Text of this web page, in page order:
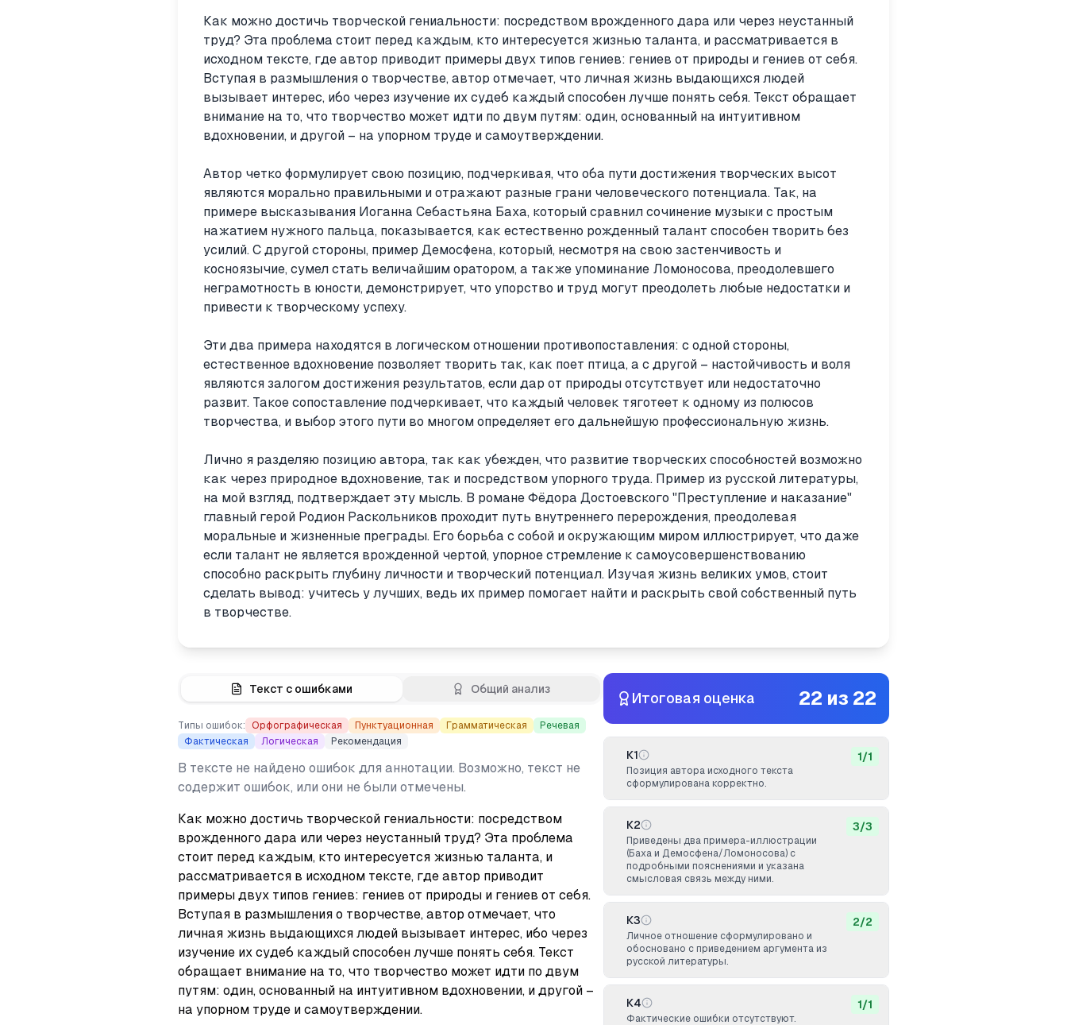
Как можно достичь творческой гениальности: посредством врожденного дара или через неустанный
труд? Эта проблема стоит перед каждым, кто интересуется жизнью таланта, и рассматривается в
исходном тексте, где автор приводит примеры двух типов гениев: гениев от природы и гениев от себя.
Вступая в размышления о творчестве, автор отмечает, что личная жизнь выдающихся людей
вызывает интерес, ибо через изучение их судеб каждый способен лучше понять себя. Текст обращает
внимание на то, что творчество может идти по двум путям: один, основанный на интуитивном
вдохновении, и другой – на упорном труде и самоутверждении.
Автор четко формулирует свою позицию, подчеркивая, что оба пути достижения творческих высот
являются морально правильными и отражают разные грани человеческого потенциала. Так, на
примере высказывания Иоганна Себастьяна Баха, который сравнил сочинение музыки с простым
нажатием нужного пальца, показывается, как естественно рожденный талант способен творить без
усилий. С другой стороны, пример Демосфена, который, несмотря на свою застенчивость и
косноязычие, сумел стать величайшим оратором, а также упоминание Ломоносова, преодолевшего
неграмотность в юности, демонстрирует, что упорство и труд могут преодолеть любые недостатки и
привести к творческому успеху.
Эти два примера находятся в логическом отношении противопоставления: с одной стороны,
естественное вдохновение позволяет творить так, как поет птица, а с другой – настойчивость и воля
являются залогом достижения результатов, если дар от природы отсутствует или недостаточно
развит. Такое сопоставление подчеркивает, что каждый человек тяготеет к одному из полюсов
творчества, и выбор этого пути во многом определяет его дальнейшую профессиональную жизнь.
Лично я разделяю позицию автора, так как убежден, что развитие творческих способностей возможно
как через природное вдохновение, так и посредством упорного труда. Пример из русской литературы,
на мой взгляд, подтверждает эту мысль. В романе Фёдора Достоевского "Преступление и наказание"
главный герой Родион Раскольников проходит путь внутреннего перерождения, преодолевая
моральные и жизненные преграды. Его борьба с собой и окружающим миром иллюстрирует, что даже
если талант не является врожденной чертой, упорное стремление к самоусовершенствованию
способно раскрыть глубину личности и творческий потенциал. Изучая жизнь великих умов, стоит
сделать вывод: учитесь у лучших, ведь их пример помогает найти и раскрыть свой собственный путь
в творчестве.
Текст с ошибками Общий анализ
Типы ошибок: Орфографическая Пунктуационная Грамматическая
Речевая
Фактическая
Логическая Рекомендация
В тексте не найдено ошибок для аннотации. Возможно, текст не
содержит ошибок, или они не были отмечены.
Как можно достичь творческой гениальности: посредством
врожденного дара или через неустанный труд? Эта проблема
стоит перед каждым, кто интересуется жизнью таланта, и
рассматривается в исходном тексте, где автор приводит
примеры двух типов гениев: гениев от природы и гениев от себя.
Вступая в размышления о творчестве, автор отмечает, что
личная жизнь выдающихся людей вызывает интерес, ибо через
изучение их судеб каждый способен лучше понять себя. Текст
обращает внимание на то, что творчество может идти по двум
путям: один, основанный на интуитивном вдохновении, и другой –
на упорном труде и самоутверждении.
Итоговая оценка 22 из 22
К1
Позиция автора исходного текста
сформулирована корректно.
1/1
К2
Приведены два примера-иллюстрации
(Баха и Демосфена/Ломоносова) с
подробными пояснениями и указана
смысловая связь между ними.
3/3
К3
Личное отношение сформулировано и
обосновано с приведением аргумента из
русской литературы.
2/2
К4
Фактические ошибки отсутствуют.
1/1